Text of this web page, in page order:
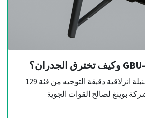
تُعد قنبلة GBU-39 قنبلة انزلاقية دقيقة التوجيه من فئة 129
بوينغ لصالح القوات الجوية